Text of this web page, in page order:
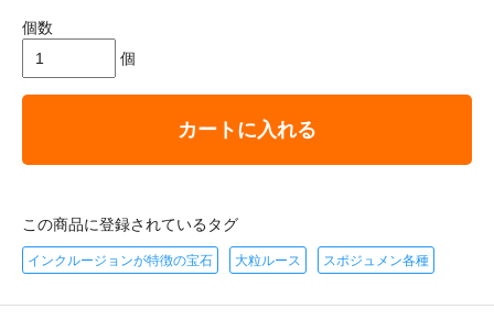
個数
個
カートに入れる
この商品に登録されているタグ
インクルージョンが特徴の宝石 大粒ルース スポジュメン各種